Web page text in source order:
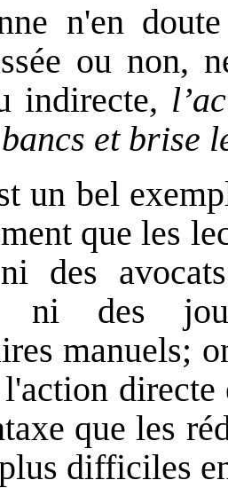
n'en
ou non,
indirecte,
et brise
un bel
que les
des
ni des
manuels;
l'action
que les
difficiles